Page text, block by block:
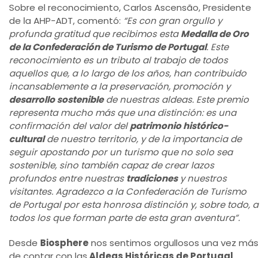
Sobre el reconocimiento, Carlos Ascensão, Presidente
de la AHP-ADT, comentó: “Es con gran orgullo y
profunda gratitud que recibimos estaMedalla de Oro
de la Confederación de Turismo de Portugal. Este
reconocimiento es un tributo al trabajo de todos
aquellos que, a lo largo de los años, han contribuido
incansablemente a la preservación, promoción y
desarrollo sosteniblede nuestras aldeas. Este premio
representa mucho más que una distinción: es una
confirmación del valor delpatrimonio histórico-
culturalde nuestro territorio, y de la importancia de
seguir apostando por un turismo que no solo sea
sostenible, sino también capaz de crear lazos
profundos entre nuestras tradicionesy nuestros
visitantes. Agradezco a la Confederación de Turismo
de Portugal por esta honrosa distinción y, sobre todo, a
todos los que forman parte de esta gran aventura”.
Desde Biospherenos sentimos orgullosos una vez más